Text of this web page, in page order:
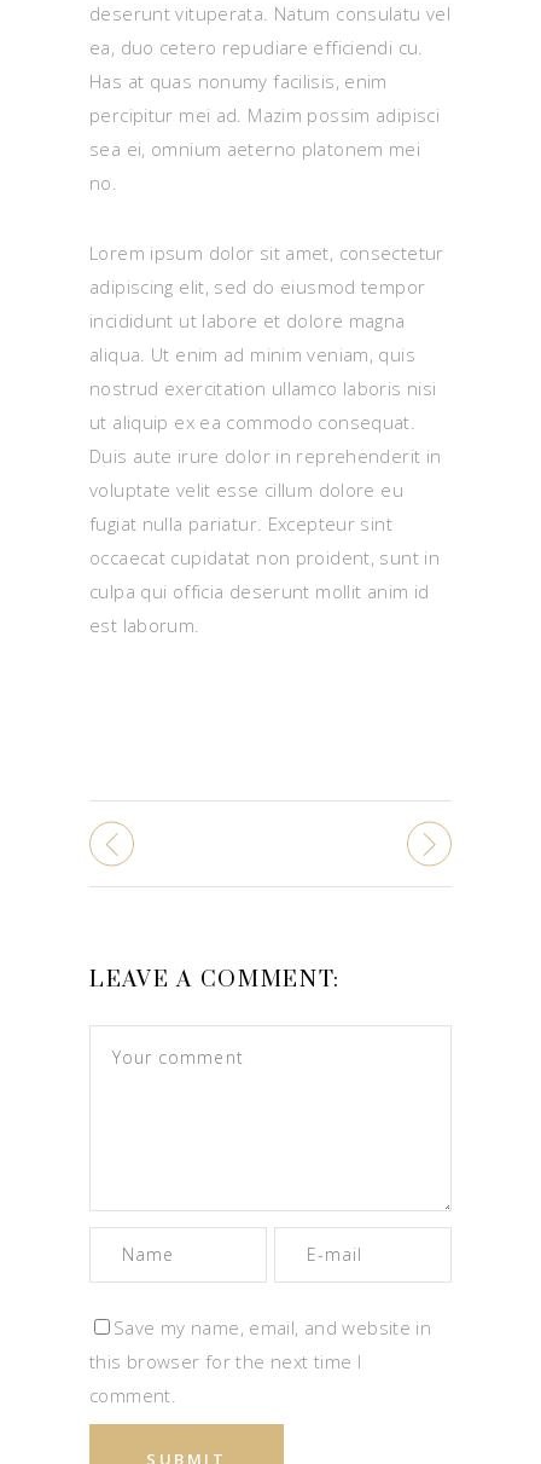
deserunt vituperata. Natum consulatu vel
ea, duo cetero repudiare efficiendi cu.
Has at quas nonumy facilisis, enim
percipitur mei ad. Mazim possim adipisci
sea ei, omnium aeterno platonem mei
no.
Lorem ipsum dolor sit amet, consectetur
adipiscing elit, sed do eiusmod tempor
incididunt ut labore et dolore magna
aliqua. Ut enim ad minim veniam, quis
nostrud exercitation ullamco laboris nisi
ut aliquip ex ea commodo consequat.
Duis aute irure dolor in reprehenderit in
voluptate velit esse cillum dolore eu
fugiat nulla pariatur. Excepteur sint
occaecat cupidatat non proident, sunt in
culpa qui officia deserunt mollit anim id
est laborum.
LEAVE A COMMENT:
Save my name, email, and website in
this browser for the next time I
comment.